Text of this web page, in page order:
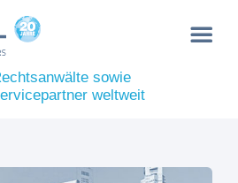
sowie
weltweit